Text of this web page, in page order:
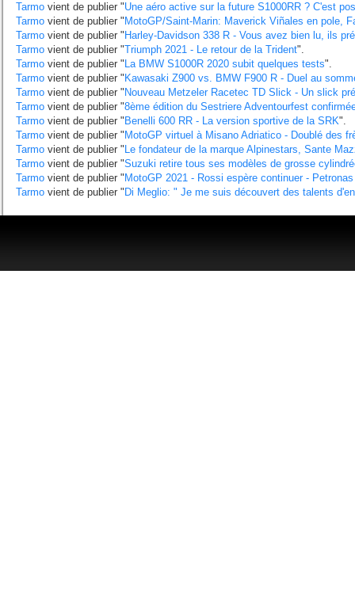
Tarmo vient de publier "Une aéro active sur la future S1000RR ? C'est
Tarmo vient de publier " MotoGP/Saint-Marin: Maverick Viñales en pole,
Tarmo vient de publier " Harley-Davidson 338 R - Vous avez bien lu, ils
Tarmo vient de publier "Triumph 2021 - Le retour de la Trident".
Tarmo vient de publier " La BMW S1000R 2020 subit quelques tests".
Tarmo vient de publier " Kawasaki Z900 vs. BMW F900 R - Duel au
Tarmo vient de publier " Nouveau Metzeler Racetec TD Slick - Un slick
Tarmo vient de publier "8ème édition du Sestriere Adventourfest
Tarmo vient de publier " Benelli 600 RR - La version sportive de la SRK".
Tarmo vient de publier " MotoGP virtuel à Misano Adriatico - Doublé des
Tarmo vient de publier " Le fondateur de la marque Alpinestars, Sante
Tarmo vient de publier "Suzuki retire tous ses modèles de grosse
Tarmo vient de publier " MotoGP 2021 - Rossi espère continuer -
Tarmo vient de publier " Di Meglio: " Je me suis découvert des talents